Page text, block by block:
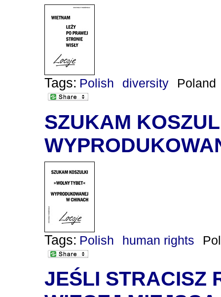
Tags: Polish diversity Poland
SZUKAM
Tags: Polish human rights
JEŚLI STRACISZ